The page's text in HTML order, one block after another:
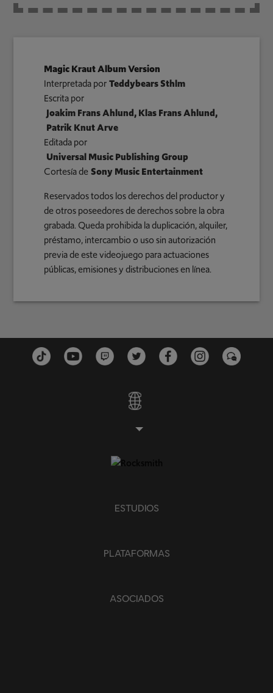
Magic Kraut Album Version
Interpretada porTeddybears Sthlm
Escrita por
Joakim Frans Ahlund, Klas Frans Ahlund,
Patrik Knut Arve
Editada por
Universal Music Publishing Group
Cortesía deSony Music Entertainment
Reservados todos los derechos del productor y
de otros poseedores de derechos sobre la obra
grabada. Queda prohibida la duplicación, alquiler,
préstamo, intercambio o uso sin autorización
previa de este videojuego para actuaciones
públicas, emisiones y distribuciones en línea.
ESTUDIOS
PLATAFORMAS
ASOCIADOS